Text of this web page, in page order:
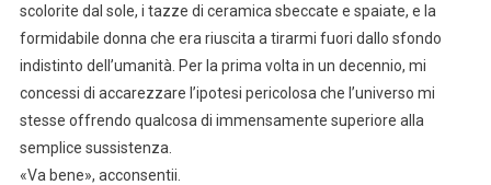
scolorite dal sole, i tazze di ceramica sbeccate e spaiate, e la
formidabile donna che era riuscita a tirarmi fuori dallo sfondo
indistinto dell’umanità. Per la prima volta in un decennio, mi
concessi di accarezzare l’ipotesi pericolosa che l’universo mi
stesse offrendo qualcosa di immensamente superiore alla
semplice sussistenza.
«Va bene», acconsentii.